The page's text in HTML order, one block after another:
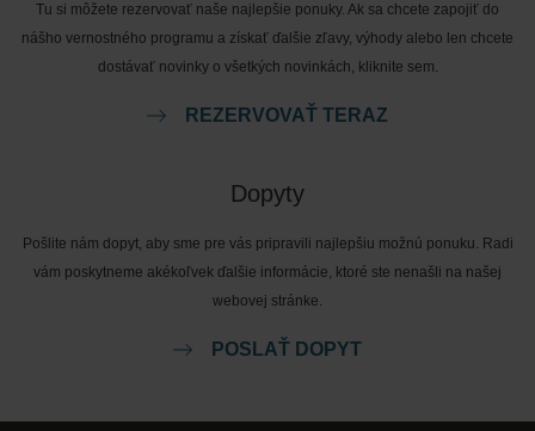
Tu si môžete rezervovať naše najlepšie ponuky. Ak sa chcete zapojiť do
nášho vernostného programu a získať ďalšie zľavy, výhody alebo len chcete
dostávať novinky o všetkých novinkách, kliknite sem.
REZERVOVAŤ TERAZ
Dopyty
Pošlite nám dopyt, aby sme pre vás pripravili najlepšiu možnú ponuku. Radi
vám poskytneme akékoľvek ďalšie informácie, ktoré ste nenašli na našej
webovej stránke.
POSLAŤ DOPYT